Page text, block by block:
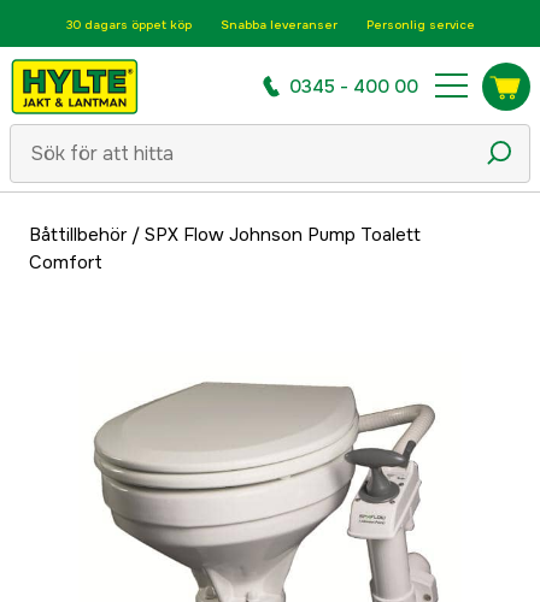
30 dagars öppet köp Snabba leveranser Personlig service
0345 - 400 00
Båttillbehör/ SPX Flow Johnson Pump Toalett
Comfort